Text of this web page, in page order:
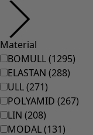
Inredning
Nyheter
All inredning
Gardiner
Kuddar & kuddfodral
Mattor
Frotté
Böcker
Tidigare favoriter